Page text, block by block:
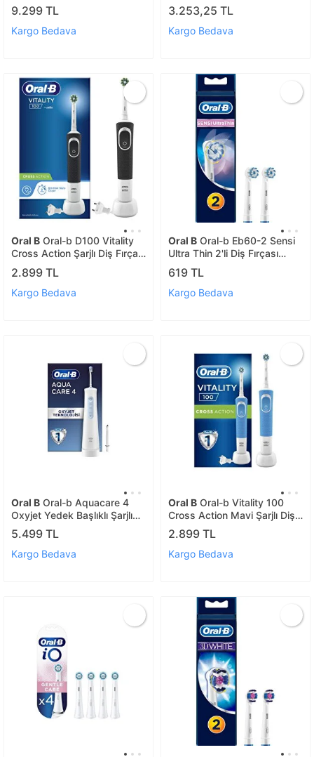
Edilebilir Diş Fırçası Seyahat
Kabı 456432
(4210201295594)
9.299 TL
Kargo Bedava
Taşınabilir Diş/protez Bakım
Ve Ağız Duşu Mor
3.253,25 TL
Kargo Bedava
Oral B Oral-b D100 Vitality
Cross Action Şarjlı Diş Fırçası
- Siyah
2.899 TL
Kargo Bedava
Oral B Oral-b Eb60-2 Sensi
Ultra Thin 2'li Diş Fırçası
Yedek Başlığı
619 TL
Kargo Bedava
Oral B Oral-b Aquacare 4
Oxyjet Yedek Başlıklı Şarjlı
Ağız Duşu
5.499 TL
Kargo Bedava
Oral B Oral-b Vitality 100
Cross Action Mavi Şarjlı Diş
Fırçası
2.899 TL
Kargo Bedava